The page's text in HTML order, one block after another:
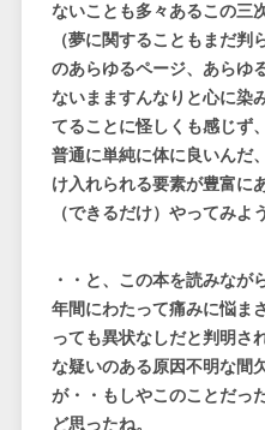
ないことも多々あるこの三
（夢に関することもまだ
のあらゆるページ、あらゆ
ないまますんなりと心に染
てることに怪しくも感じず
普通に単純に体に良いんだ
け入れられる要素が豊富に
（できるだけ）やってみよ
・・と、この本を読みなが
年間にわたって痛みに悩ま
っても異状なしだと判明さ
な疑いのある原因不明な間
が・・もしやこのことだっ
ど思ったね。